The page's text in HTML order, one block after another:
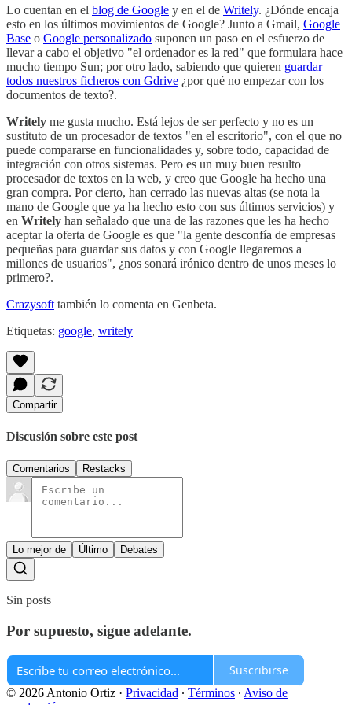
Lo cuentan en el blog de Google y en el de Writely. ¿Dónde encaja
esto en los últimos movimientos de Google? Junto a Gmail, Google
Base o Google personalizado suponen un paso en el esfuerzo de
llevar a cabo el objetivo "el ordenador es la red" que formulara hace
mucho tiempo Sun; por otro lado, sabiendo que quieren guardar
todos nuestros ficheros con Gdrive ¿por qué no empezar con los
documentos de texto?.
Writely me gusta mucho. Está lejos de ser perfecto y no es un
sustituto de un procesador de textos "en el escritorio", con el que no
puede compararse en funcionalidades y, sobre todo, capacidad de
integración con otros sistemas. Pero es un muy buen resulto
procesador de textos en la web, y creo que Google ha hecho una
gran compra. Por cierto, han cerrado las nuevas altas (se nota la
mano de Google que ya ha hecho esto con sus últimos servicios) y
en Writely han señalado que una de las razones que les ha hecho
aceptar la oferta de Google es que "la gente desconfía de empresas
pequeñas para guardar sus datos y con Google llegaremos a
millones de usuarios", ¿nos sonará irónico dentro de unos meses lo
primero?.
Crazysoft también lo comenta en Genbeta.
Etiquetas: google, writely
Compartir
Discusión sobre este post
Comentarios Restacks
Lo mejor de Último Debates
Sin posts
Por supuesto, sigue adelante.
Suscribirse
© 2026 Antonio Ortiz · Privacidad ∙ Términos ∙ Aviso de